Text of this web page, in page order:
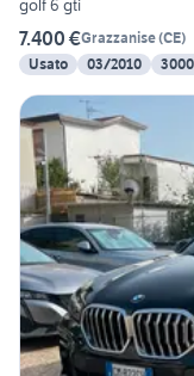
golf 6 gti
7.400 €Grazzanise(CE)
Usato
03/2010